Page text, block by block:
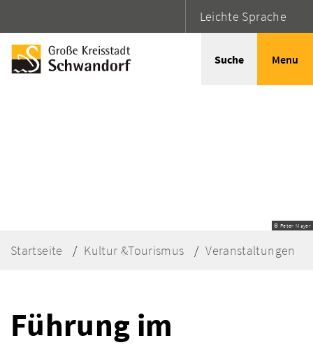
Leichte Sprache
Suche Menu
© Peter Mayer
Startseite Kultur &Tourismus Veranstaltungen
Führung im